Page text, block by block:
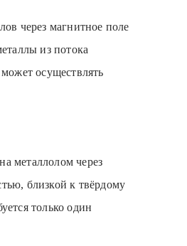
через магнитное поле
из потока
осуществлять
металлолом через
близкой к твёрдому
только один